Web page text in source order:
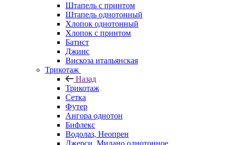
Штапель с принтом
Штапель однотонный
Хлопок однотонный
Хлопок с принтом
Батист
Джинс
Вискоза итальянская
Трикотаж
Назад
Трикотаж
Сетка
Футер
Ангора однотон
Бифлекс
Водолаз, Неопрен
Джерси, Милано однотонное